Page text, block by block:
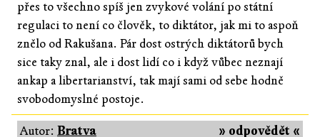
přes to všechno spíš jen zvykové volání po státní
regulaci to není co člověk, to diktátor, jak mi to aspoň
znělo od Rakušana. Pár dost ostrých diktátorů bych
sice taky znal, ale i dost lidí co i když vůbec neznají
ankap a libertarianství, tak mají sami od sebe hodně
svobodomyslné postoje.
» odpovědět «
Autor: Bratva